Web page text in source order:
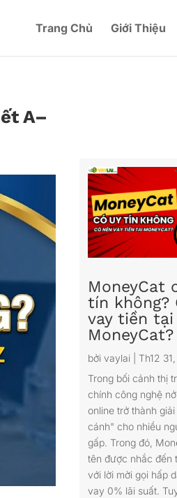
Trang Chủ Giới Thiệu
A–
MoneyCat
tín không?
vay tiền tại
MoneyCat?
bởi vaylai| Th12
Trong bối cảnh thị
chính công nghệ
online trở thành
cánh" cho nhiều
gấp. Trong đó,
tên được nhắc đến
với lời mời gọi hấp
vay 0% lãi suất.